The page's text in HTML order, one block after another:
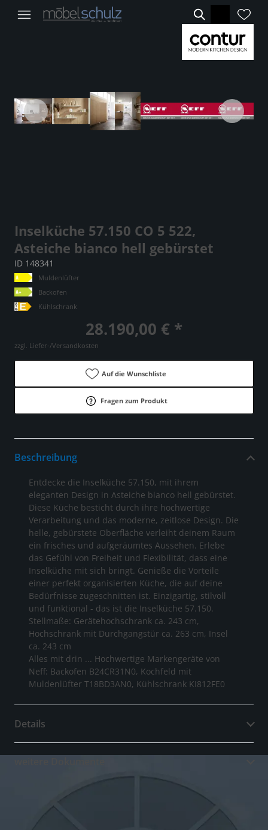
Inselküche 57.150 CO 5 522,
Asteiche bianco hell gebürstet
ID 148341
Muldenlüfter
Backofen
Kühlschrank
28.190,00 € *
zzgl. Liefer-/Versandkosten
Auf die Wunschliste
Fragen zum Produkt
Beschreibung
Entdecke die Inselküche 57.150, mit ihrem
eleganten Design in Asteiche bianco hell gebürstet.
Diese Küche besticht durch ihre hochwertige
Verarbeitung und das moderne, zeitlose Design. Die
helle, gebürstete Oberfläche verleiht deinem Raum
ein frisches und aufgeräumtes Aussehen. Erlebe
das Gefühl von Freiheit und Flexibilität, dass eine
Inselküche mit sich bringt. Genieße die Vorteile
einer perfekt organisierten Küche, die auf deine
Bedürfnisse zugeschnitten ist. Einzigartig, stilvoll
und funktional - das ist die Inselküche 57.150.
Stellmaße: Gerätehochschrank ca. 243 cm,
Hochschrank mit Durchgangstür ca. 263 cm, Insel
ca. 243 cm
Alles mit drin ... Hochwertige Markengeräte von
Neff: Backofen B24CR31N0, Kochfeld mit
Muldenlüfter T18BD3AN0, Kühlschrank KI812FE0
Details